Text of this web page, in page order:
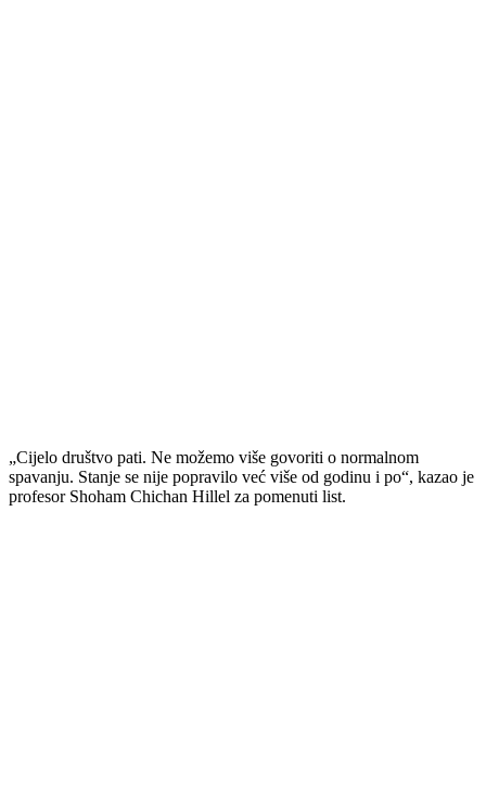
„Cijelo društvo pati. Ne možemo više govoriti o normalnom
spavanju. Stanje se nije popravilo već više od godinu i po“, kazao je
profesor Shoham Chichan Hillel za pomenuti list.